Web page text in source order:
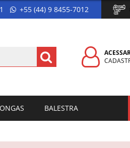
+55 (44) 9 8455-7012
BALESTRA